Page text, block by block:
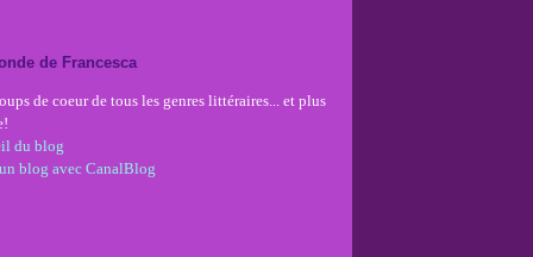
de Francesca
de coeur de tous les genres littéraires... et plus
du blog
blog avec CanalBlog